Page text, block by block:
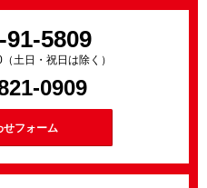
91-5809
土日・祝日は除く）
0909
せフォーム